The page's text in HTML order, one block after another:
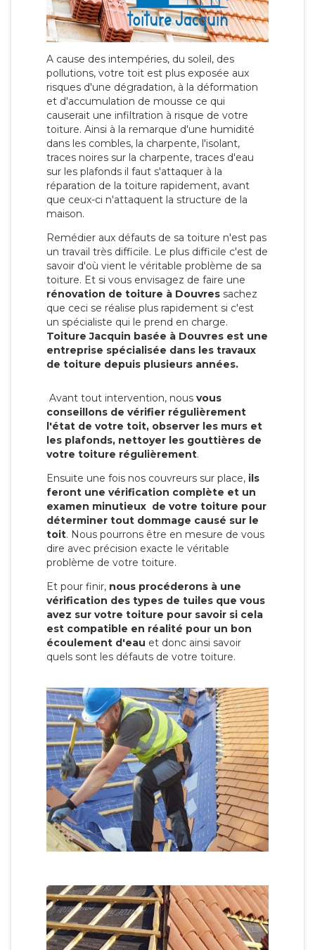
A cause des intempéries, du soleil, des
pollutions, votre toit est plus exposée aux
risques d'une dégradation, à la déformation
et d'accumulation de mousse ce qui
causerait une infiltration à risque de votre
toiture. Ainsi à la remarque d'une humidité
dans les combles, la charpente, l'isolant,
traces noires sur la charpente, traces d'eau
sur les plafonds il faut s'attaquer à la
réparation de la toiture rapidement, avant
que ceux-ci n'attaquent la structure de la
maison.
Remédier aux défauts de sa toiture n'est pas
un travail très difficile. Le plus difficile c'est de
savoir d'où vient le véritable problème de sa
toiture. Et si vous envisagez de faire une
rénovation de toiture à Douvres sachez
que ceci se réalise plus rapidement si c'est
un spécialiste qui le prend en charge.
Toiture Jacquin basée à Douvres est une
entreprise spécialisée dans les travaux
de toiture depuis plusieurs années.
Avant tout intervention, nous vous
conseillons de vérifier régulièrement
l'état de votre toit, observer les murs et
les plafonds, nettoyer les gouttières de
votre toiture régulièrement.
Ensuite une fois nos couvreurs sur place, ils
feront une vérification complète et un
examen minutieux de votre toiture pour
déterminer tout dommage causé sur le
toit. Nous pourrons être en mesure de vous
dire avec précision exacte le véritable
problème de votre toiture.
Et pour finir, nous procéderons à une
vérification des types de tuiles que vous
avez sur votre toiture pour savoir si cela
est compatible en réalité pour un bon
écoulement d'eau et donc ainsi savoir
quels sont les défauts de votre toiture.